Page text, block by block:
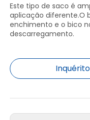
Este tipo de saco é
aplicação diferente.O
enchimento e o bico
descarregamento.
Inquérito